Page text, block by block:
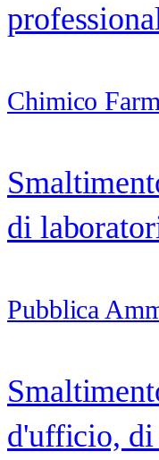
Chimico
di
Pubblica
d'ufficio,